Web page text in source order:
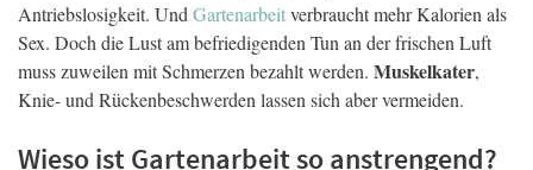
Antriebslosigkeit. Und Gartenarbeitverbraucht mehr Kalorien als
Sex. Doch die Lust am befriedigenden Tun an der frischen Luft
muss zuweilen mit Schmerzen bezahlt werden. Muskelkater,
Knie- und Rückenbeschwerden lassen sich aber vermeiden.
Wieso ist Gartenarbeit so anstrengend?